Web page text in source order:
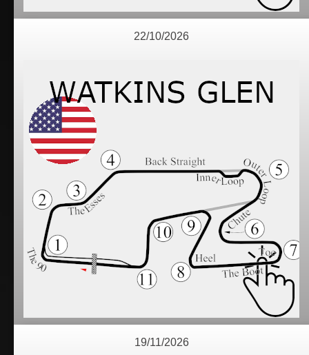
22/10/2026
19/11/2026